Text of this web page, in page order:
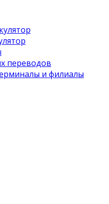
переводов
и филиалы